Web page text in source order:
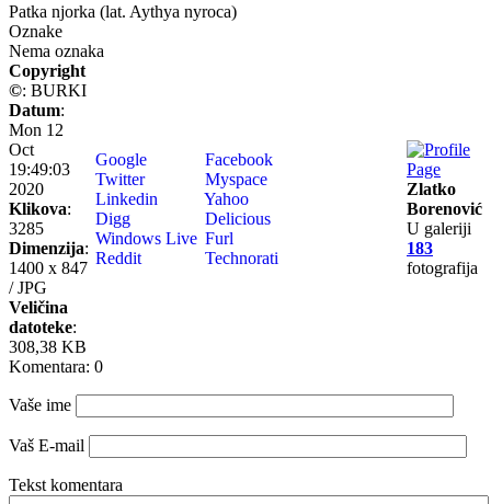
Patka njorka (lat. Aythya nyroca)
Oznake
Nema oznaka
Copyright
©: BURKI
Datum:
Mon 12
Oct
19:49:03
2020
Klikova:
3285
Dimenzija:
1400 x 847
/ JPG
Veličina
datoteke:
308,38 KB
Google
Facebook
Twitter
Myspace
Linkedin
Yahoo
Digg
Delicious
Windows Live Furl
Reddit
Technorati
Zlatko
Borenović
U galeriji
183
fotografija
Komentara: 0
Vaše ime
Vaš E-mail
Tekst komentara